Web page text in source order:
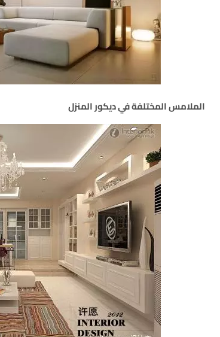
الملامس المختلفة في ديكور المنزل